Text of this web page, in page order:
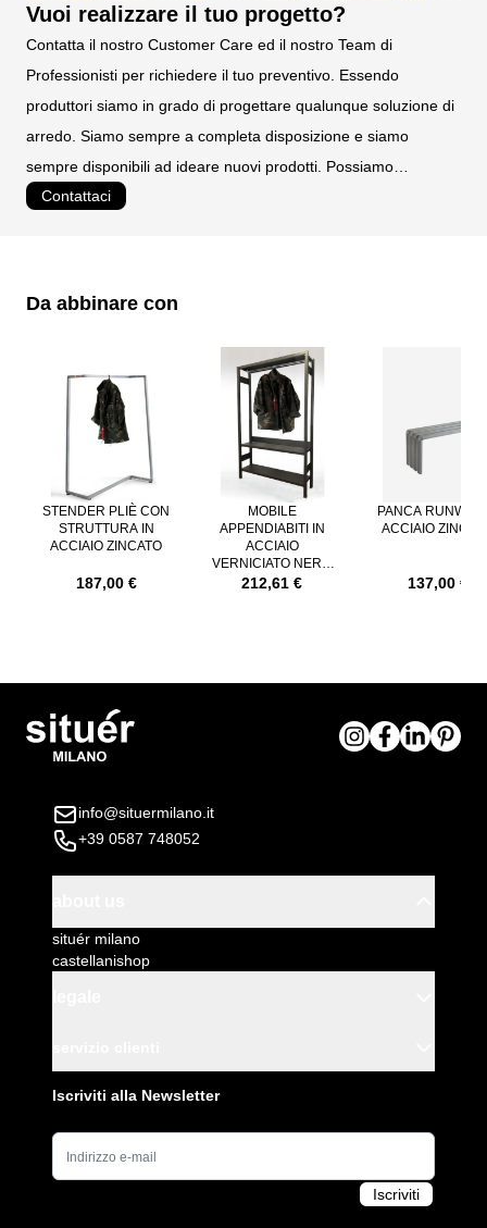
Vuoi realizzare il tuo progetto?
Contatta il nostro Customer Care ed il nostro Team di
Professionisti per richiedere il tuo preventivo. Essendo
produttori siamo in grado di progettare qualunque soluzione di
arredo. Siamo sempre a completa disposizione e siamo
sempre disponibili ad ideare nuovi prodotti. Possiamo
Contattaci
Da abbinare con
È possibile navigare tra gli elementi del carosello utilizzando il
STENDER PLIÈ CON
STRUTTURA IN
ACCIAIO ZINCATO
187,00 €
MOBILE
APPENDIABITI IN
ACCIAIO
VERNICIATO NERO
GHISA
212,61 €
PANCA RUNWAY
ACCIAIO
137,00 €
info@situermilano.it
+39 0587 748052
situér milano
castellanishop
Iscriviti alla Newsletter
Indirizzo e-mail
Iscriviti